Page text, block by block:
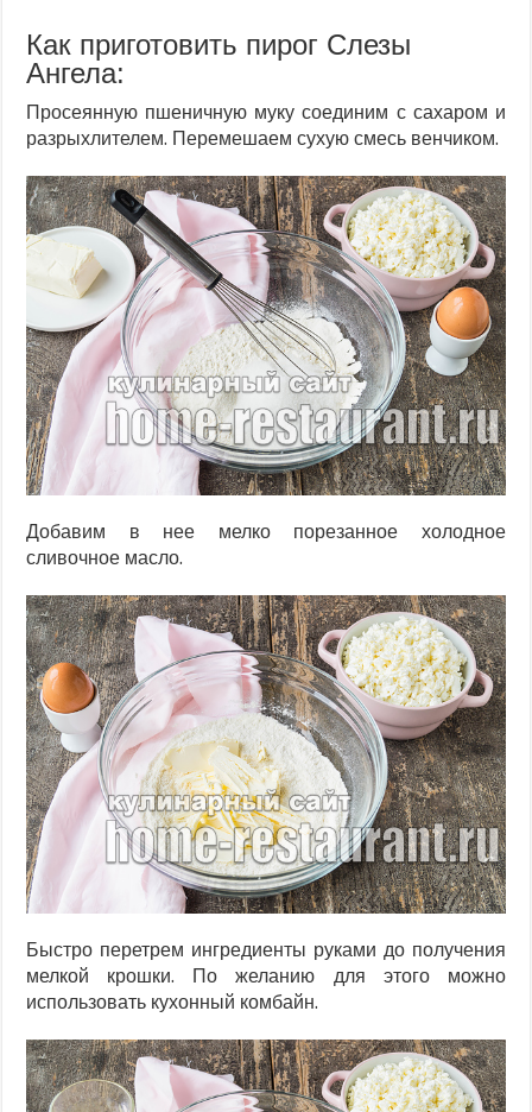
Как приготовить пирог Слезы
Ангела:
Просеянную пшеничную муку соединим с сахаром и
разрыхлителем. Перемешаем сухую смесь венчиком.
Добавим в нее мелко порезанное холодное
сливочное масло.
Быстро перетрем ингредиенты руками до получения
мелкой крошки. По желанию для этого можно
использовать кухонный комбайн.